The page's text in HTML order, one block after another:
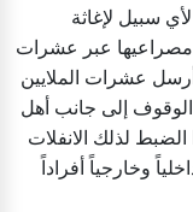
سبيل لإغاثة
مصراعيها عبر عشرات
أرسل عشرات الملايين
إلى جانب أهل
الضبط لذلك الانفلات
وخارجياً أفراداً